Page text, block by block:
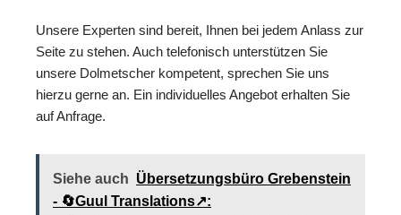
Unsere Experten sind bereit, Ihnen bei jedem Anlass zur
Seite zu stehen. Auch telefonisch unterstützen Sie
unsere Dolmetscher kompetent, sprechen Sie uns
hierzu gerne an. Ein individuelles Angebot erhalten Sie
auf Anfrage.
Siehe auch Übersetzungsbüro Grebenstein
- 🔄Guul Translations↗️: